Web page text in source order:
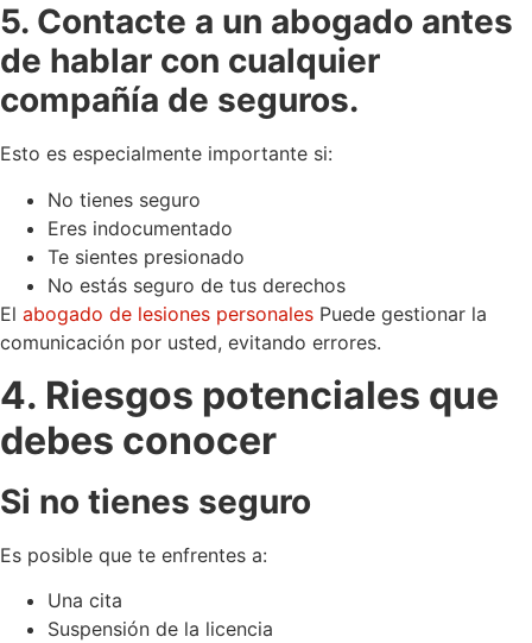
5. Contacte a un abogado antes
de hablar con cualquier
compañía de seguros.
Esto es especialmente importante si:
No tienes seguro
Eres indocumentado
Te sientes presionado
No estás seguro de tus derechos
El abogado de lesiones personales Puede gestionar la
comunicación por usted, evitando errores.
4. Riesgos potenciales que
debes conocer
Si no tienes seguro
Es posible que te enfrentes a:
Una cita
Suspensión de la licencia